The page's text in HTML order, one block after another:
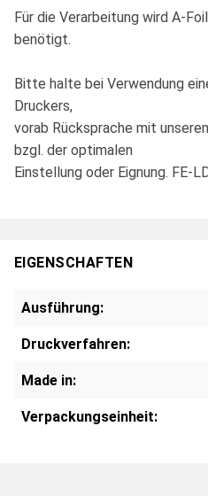
Für die Verarbeitung wird A-
benötigt.
Bitte halte bei Verwendung
Druckers,
vorab Rücksprache mit
bzgl. der optimalen
Einstellung oder Eignung. FE-
EIGENSCHAFTEN
Ausführung:
Druckverfahren:
Made in:
Verpackungseinheit: